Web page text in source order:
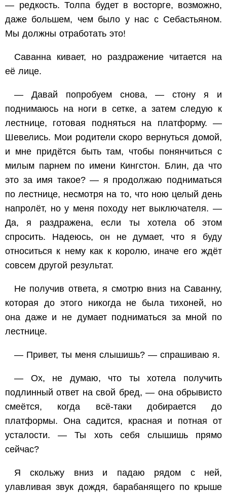
— редкость. Толпа будет в восторге, возможно,
даже большем, чем было у нас с Себастьяном.
Мы должны отработать это!
Саванна кивает, но раздражение читается на
её лице.
— Давай попробуем снова, — стону я и
поднимаюсь на ноги в сетке, а затем следую к
лестнице, готовая подняться на платформу. —
Шевелись. Мои родители скоро вернуться домой,
и мне придётся быть там, чтобы понянчиться с
милым парнем по имени Кингстон. Блин, да что
это за имя такое? — я продолжаю подниматься
по лестнице, несмотря на то, что ною целый день
напролёт, но у меня походу нет выключателя. —
Да, я раздражена, если ты хотела об этом
спросить. Надеюсь, он не думает, чтоя буду
относиться к нему как к королю, иначе его ждёт
совсем другой результат.
Не получив ответа, я смотрю вниз на Саванну,
которая до этого никогда не была тихоней, но
она даже и не думает подниматься за мной по
лестнице.
— Привет, ты меня слышишь? — спрашиваю я.
— Ох, не думаю, что ты хотела получить
подлинныйответ на свой бред, — она обрывисто
смеётся, когда всё-таки добирается до
платформы. Она садится, красная и потная от
усталости. — Ты хоть себя слышишь прямо
сейчас?
Я скольжу вниз и падаю рядом с ней,
улавливая звук дождя, барабанящего по крыше